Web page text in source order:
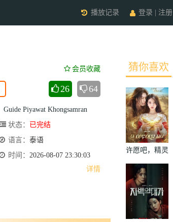
登录 注册
播放记录
会员收藏
26 64
Guide Piyawat Khongsamran
状态：
已完结
语言： 泰语
时间： 2026-08-07 23:30:03
详情
猜你喜欢
许愿吧，精灵